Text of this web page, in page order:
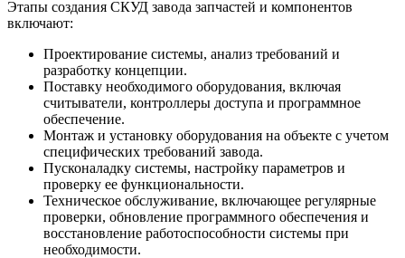
Этапы создания СКУД завода запчастей и компонентов
включают:
Проектирование системы, анализ требований и
разработку концепции.
Поставку необходимого оборудования, включая
считыватели, контроллеры доступа и программное
обеспечение.
Монтаж и установку оборудования на объекте с учетом
специфических требований завода.
Пусконаладку системы, настройку параметров и
проверку ее функциональности.
Техническое обслуживание, включающее регулярные
проверки, обновление программного обеспечения и
восстановление работоспособности системы при
необходимости.